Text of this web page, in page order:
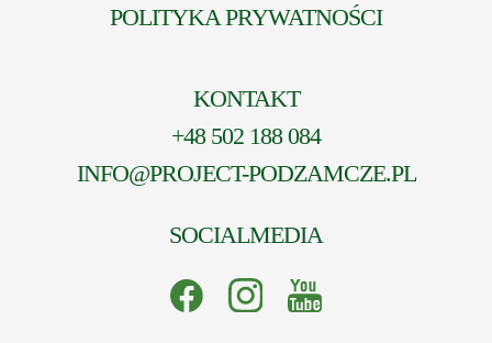
POLITYKA PRYWATNOŚCI
KONTAKT
+48 502 188 084
INFO@PROJECT-PODZAMCZE.PL
SOCIALMEDIA